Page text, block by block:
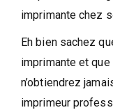
imprimante chez
Eh bien sachez
imprimante et que
n’obtiendrez
imprimeur